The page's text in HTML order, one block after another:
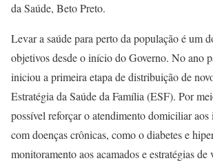
da Saúde, Beto Preto.
Levar a saúde para perto da população é um
objetivos desde o início do Governo. No ano
iniciou a primeira etapa de distribuição de
Estratégia da Saúde da Família (ESF). Por
possível reforçar o atendimento domiciliar aos
com doenças crônicas, como o diabetes e
monitoramento aos acamados e estratégias de